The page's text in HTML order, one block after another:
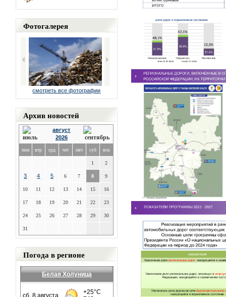
Фотогалерея
смотреть все фотографии
Архив новостей
август
2026
пон втр срд чет пят суб вск
1 2
3 4 5 6 7 8 9
10 11 12 13 14 15 16
17 18 19 20 21 22 23
24 25 26 27 28 29 30
31
Погода в регионе
Белая Холуница